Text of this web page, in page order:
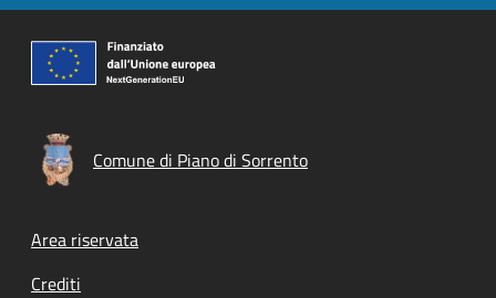
Comune di Piano di Sorrento
Footer menu
Area riservata
Crediti